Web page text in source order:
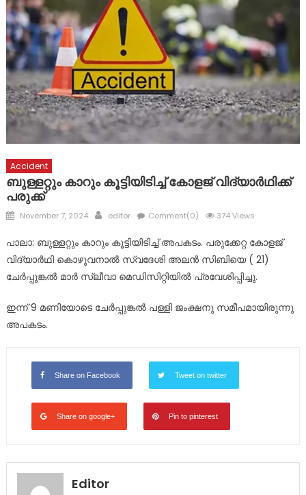
അരുവിത്തുറ പള്ളിയിൽ മുൻ വികാരിമാരുടെയും
കൈകാരന്മാരുടെയും സംഗമം
ഇടമറുക് പള്ളി ഭാഗത്ത്‌ പോസ്റ്റിന്റെ ചുവട് ഇളകിയ നിലയിൽ
Accident
ബുള്ളറ്റും കാറും കൂട്ടിയിടിച്ച് കോളജ് വി​ദ്യാർഥിക്ക്
പരുക്ക്
Posted
November 7, 2024 Author
editor Comment(0) 374 Views
പാലാ: ബുള്ളറ്റും കാറും കൂട്ടിയിടിച്ച് അപകടം. പരുക്കേറ്റ കോളജ്
വിദ്യാർഥി കൊഴുവനാൽ സ്വദേശി അലൻ സിബിയെ ( 21)
ചേർപ്പുങ്കൽ മാർ സ്ലീവാ മെഡിസിറ്റിയിൽ പ്രവേശിപ്പിച്ചു.
ഇന്ന് 9 മണിയോടെ ചേർപ്പുങ്കൽ പള്ളി ജംക്ഷനു സമീപമായിരുന്നു
അപകടം.
Share on Facebook Tweet on twitter
Share on google+ Pin to pinterest
Editor